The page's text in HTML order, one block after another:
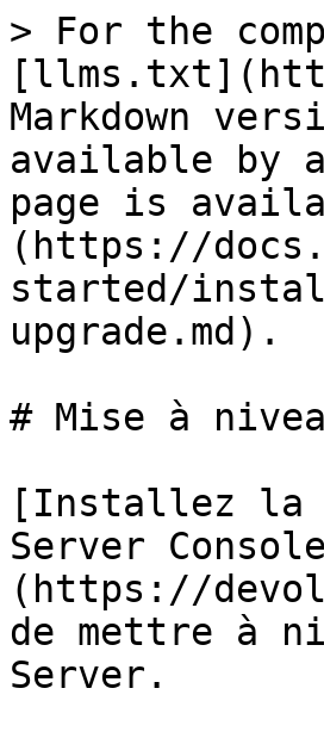
> For the
Markdown
available by
page is
(https://
started/
upgrade.md).
# Mise à
[Installez la
Server
(https://
de mettre à
Server.